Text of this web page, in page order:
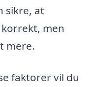
sikre, at
men
mere.
faktorer vil du